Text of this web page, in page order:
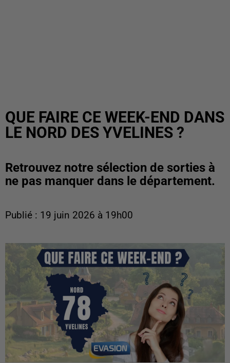
QUE FAIRE CE WEEK-END DANS
LE NORD DES YVELINES ?
Retrouvez notre sélection de sorties à
ne pas manquer dans le département.
Publié : 19 juin 2026 à 19h00